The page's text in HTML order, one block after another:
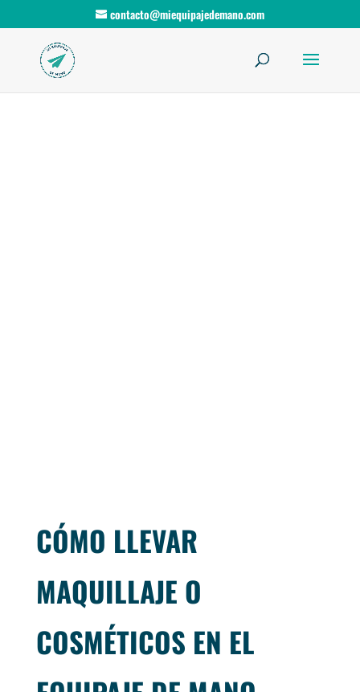
contacto@miequipajedemano.com
CÓMO LLEVAR
MAQUILLAJE O
COSMÉTICOS EN EL